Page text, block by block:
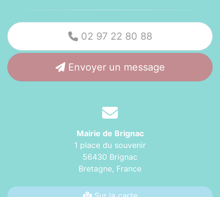
02 97 22 80 88
Envoyer un message
Mairie de Brignac
1 place du souvenir
56430 Brignac
Bretagne, France